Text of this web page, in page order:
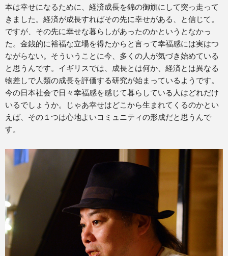
本は幸せになるために、経済成長を錦の御旗にして突っ走って
きました。経済が成長すればその先に幸せがある、と信じて。
ですが、その先に幸せな暮らしがあったのかというとなかっ
た。金銭的に裕福な立場を得たからと言って幸福感には実はつ
ながらない。そういうことに今、多くの人が気づき始めている
と思うんです。イギリスでは、成長とは何か、経済とは異なる
物差しで人類の成長を評価する研究が始まっているようです。
今の日本社会で日々幸福感を感じて暮らしている人はどれだけ
いるでしょうか。じゃあ幸せはどこから生まれてくるのかとい
えば、その１つは心地よいコミュニティの形成だと思うんで
す。